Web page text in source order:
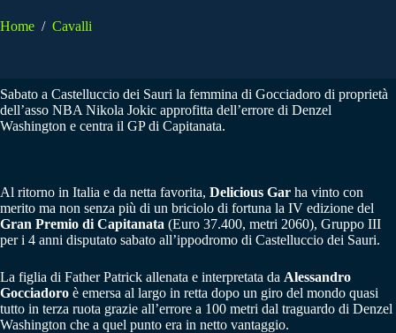
Home / Cavalli
Sabato a Castelluccio dei Sauri la femmina di Gocciadoro di proprietà
dell’asso NBA Nikola Jokic approfitta dell’errore di Denzel
Washington e centra il GP di Capitanata.
Al ritorno in Italia e da netta favorita, Delicious Gar ha vinto con
merito ma non senza più di un briciolo di fortuna la IV edizione del
Gran Premio di Capitanata (Euro 37.400, metri 2060), Gruppo III
per i 4 anni disputato sabato all’ippodromo di Castelluccio dei Sauri.
La figlia di Father Patrick allenata e interpretata da Alessandro
Gocciadoro è emersa al largo in retta dopo un giro del mondo quasi
tutto in terza ruota grazie all’errore a 100 metri dal traguardo di Denzel
Washington che a quel punto era in netto vantaggio.